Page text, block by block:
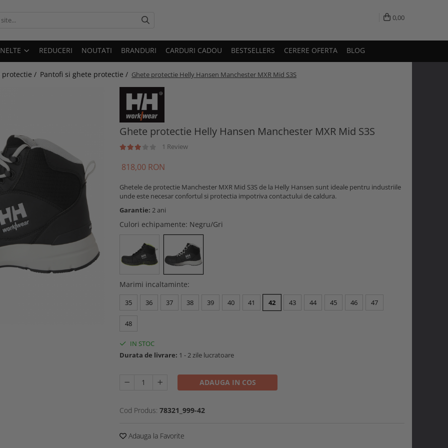
0,00
REDUCERI NOUTATI BRANDURI CARDURI CADOU BESTSELLERS CERERE OFERTA BLOG
protectie / Pantofi si ghete protectie / Ghete protectie Helly Hansen Manchester MXR Mid S3S
Ghete protectie Helly Hansen Manchester MXR Mid S3S
1 Review
818,00 RON
Ghetele de protectie Manchester MXR Mid S3S de la Helly Hansen sunt ideale pentru industriile
unde este necesar confortul si protectia impotriva contactului de caldura.
Garantie: 2 ani
Culori echipamente: Negru/Gri
Marimi incaltaminte:
35 36 37 38 39 40 41 42 43 44 45 46 47
48
IN STOC
Durata de livrare: 1 - 2 zile lucratoare
ADAUGA IN COS
Cod Produs: 78321_999-42
Adauga la Favorite